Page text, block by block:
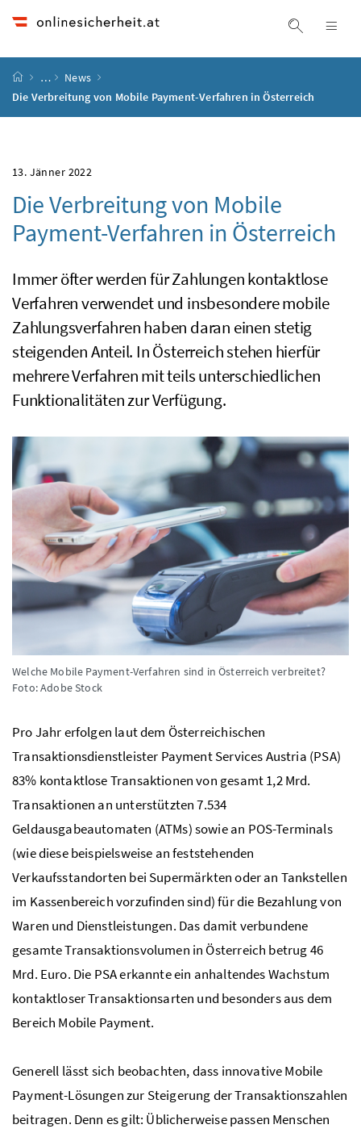
Suche
Startseite
…
News
Die Verbreitung von Mobile Payment-Verfahren in Österreich
13. Jänner 2022
Die Verbreitung von Mobile
Payment-Verfahren in Österreich
Immer öfter werden für Zahlungen kontaktlose
Verfahren verwendet und insbesondere mobile
Zahlungsverfahren haben daran einen stetig
steigenden Anteil. In Österreich stehen hierfür
mehrere Verfahren mit teils unterschiedlichen
Funktionalitäten zur Verfügung.
Welche Mobile Payment-Verfahren sind in Österreich verbreitet?
Foto: Adobe Stock
Pro Jahr erfolgen laut dem Österreichischen
Transaktionsdienstleister Payment Services Austria (PSA)
83% kontaktlose Transaktionen von gesamt 1,2Mrd.
Transaktionen an unterstützten 7.534
Geldausgabeautomaten (ATMs) sowie an POS-Terminals
(wie diese beispielsweise an feststehenden
Verkaufsstandorten bei Supermärkten oder an Tankstellen
im Kassenbereich vorzufinden sind) für die Bezahlung von
Waren und Dienstleistungen. Das damit verbundene
gesamte Transaktionsvolumen in Österreich betrug 46
Mrd. Euro. Die PSAerkannte ein anhaltendes Wachstum
kontaktloser Transaktionsarten und besonders aus dem
Bereich Mobile Payment.
Generell lässt sich beobachten, dass innovativeMobile
Payment-Lösungen zur Steigerung der Transaktionszahlen
beitragen. Denn es gilt: Üblicherweise passen Menschen